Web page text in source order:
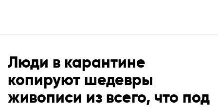
Люди в карантине
копируют шедевры
живописи из всего, что под